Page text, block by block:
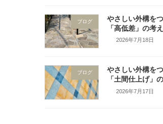
ブログ
やさしい外構を
「高低差」の考
2026年7月18日
ブログ
やさしい外構を
「土間仕上げ」
2026年7月17日